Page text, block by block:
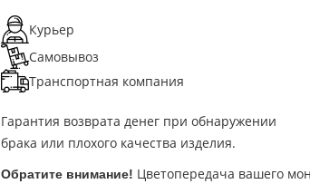
Курьер
Самовывоз
Транспортная компания
Гарантия возврата денег при обнаружении
брака или плохого качества изделия.
Обратите внимание! Цветопередача вашего